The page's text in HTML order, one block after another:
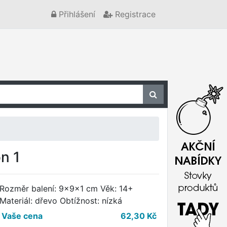
Přihlášení Registrace
1
balení: 9x9x1 cm Věk: 14+
dřevo Obtížnost: nízká
Vaše cena
62,30Kč